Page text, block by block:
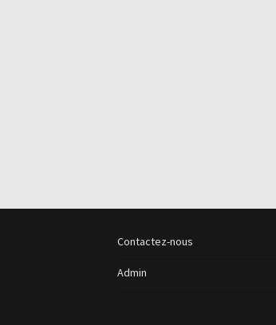
Contactez-nous
Admin